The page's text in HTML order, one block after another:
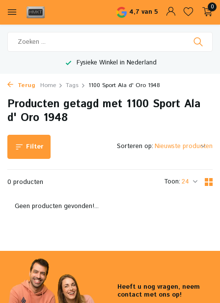
4,7 van 5
0
Fysieke Winkel in Nederland
Terug Home Tags 1100 Sport Ala d' Oro 1948
Producten getagd met 1100 Sport Ala
d' Oro 1948
Filter
0 producten Toon:
Sorteren op:
Geen producten gevonden!...
Heeft u nog vragen, neem
contact met ons op!